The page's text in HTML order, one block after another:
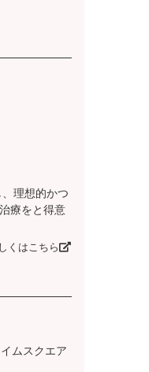
理想的かつ
療をと得意
くはこちら
ムスクエア